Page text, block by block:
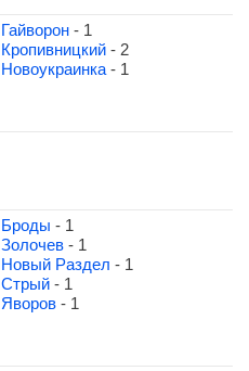
Гайворон - 1
Кропивницкий - 2
Новоукраинка - 1
Броды - 1
Золочев - 1
Новый Раздел - 1
Стрый - 1
Яворов - 1